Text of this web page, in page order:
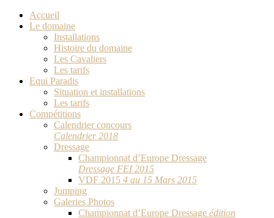
Accueil
Le domaine
Installations
Histoire du domaine
Les Cavaliers
Les tarifs
Equi Paradis
Situation et installations
Les tarifs
Compétitions
Calendrier concours
Calendrier 2018
Dressage
Championnat d’Europe Dressage
Dressage FEI 2015
VDF 2015 4 au 15 Mars 2015
Jumping
Galeries Photos
Championnat d’Europe Dressage édition